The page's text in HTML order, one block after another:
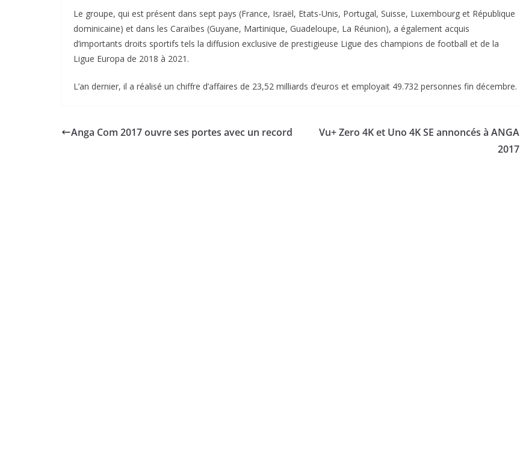
Le groupe, qui est présent dans sept pays (France, Israël, Etats-Unis, Portugal, Suisse, Luxembourg et République
dominicaine) et dans les Caraïbes (Guyane, Martinique, Guadeloupe, La Réunion), a également acquis
d’importants droits sportifs tels la diffusion exclusive de prestigieuse Ligue des champions de football et de la
Ligue Europa de 2018 à 2021.
L’an dernier, il a réalisé un chiffre d’affaires de 23,52 milliards d’euros et employait 49.732 personnes fin décembre.
Anga Com 2017 ouvre ses portes avec un record
Vu+ Zero 4K et Uno 4K SE annoncés à ANGA
2017